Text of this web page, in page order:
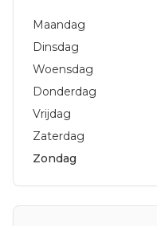
Maandag
Dinsdag
Woensdag
Donderdag
Vrijdag
Zaterdag
Zondag